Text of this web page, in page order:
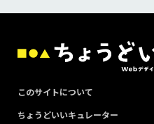
このサイトについて
ちょうどいいキュレーター